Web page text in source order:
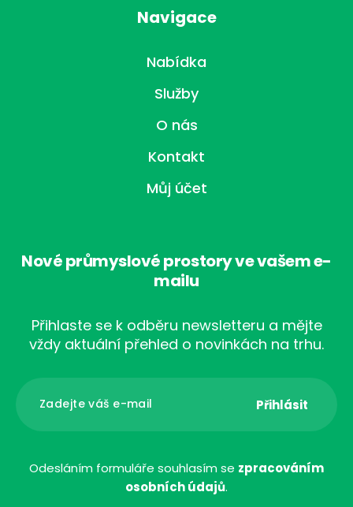
Navigace
Nabídka
Služby
O nás
Kontakt
Můj účet
Nové průmyslové prostory ve vašem e-
mailu
Přihlaste se k odběru newsletteru a mějte
vždy aktuální přehled o novinkách na trhu.
Odesláním formuláře souhlasím se zpracováním
osobních údajů.